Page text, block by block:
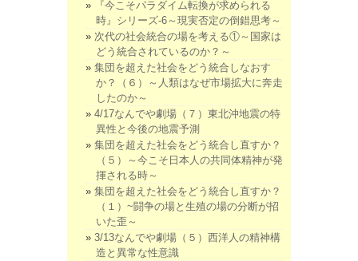
『今こそパラダイム転換が求められる
時』シリーズ-6～現実否定の倒錯思考～
次代の社会統合の場を考える①～国家は
どう統合されているのか？～
集団を超えた社会をどう統合しなおす
か？（６）～人類はなぜ市場拡大に奔走
したのか～
4/17なんでや劇場（７）東北沖地震の特
異性と今後の地震予測
集団を超えた社会をどう統合し直すか？
（５）～今こそ日本人の共同体精神が発
揮される時～
集団を超えた社会をどう統合し直すか？
（１）~闘争の場と生殖の場の分断が招
いた歪～
3/13なんでや劇場（５）西洋人の精神構
造と異常な性意識